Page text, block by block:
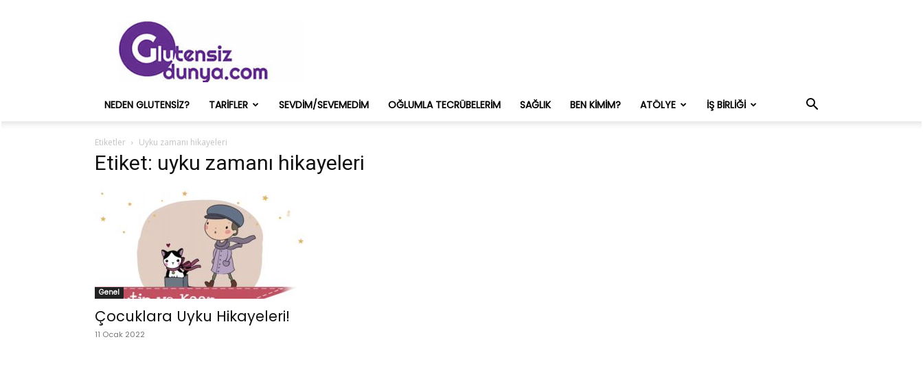
ve
Onun
Sağlık
Deneyimleri
NEDEN GLUTENSIZ? TARIFLER SEVDIM/SEVEMEDIM OĞLUMLA TECRÜBELERIM SAĞLIK BEN KIMIM? ATÖLYE İŞ BIRLIĞI
Etiketler Uyku zamanı hikayeleri
Etiket: uyku zamanı hikayeleri
Genel
Çocuklara Uyku Hikayeleri!
11 Ocak 2022